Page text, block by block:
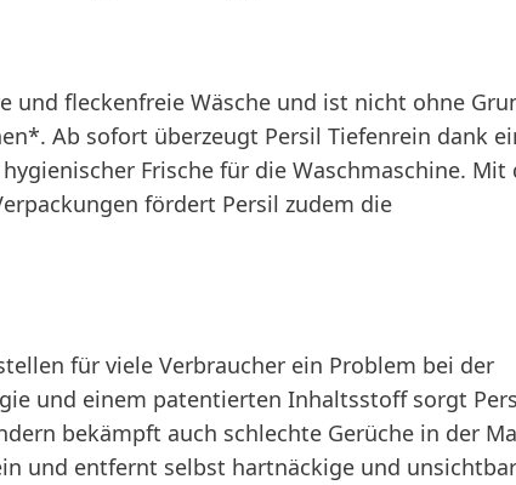
und fleckenfreie Wäsche und ist nicht ohne
Ab sofort überzeugt Persil Tiefenrein dank
Frische für die Waschmaschine. Mit
fördert Persil zudem die
für viele Verbraucher ein Problem bei der
und einem patentierten Inhaltsstoff sorgt
bekämpft auch schlechte Gerüche in der
und entfernt selbst hartnäckige und